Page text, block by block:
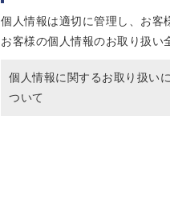
個人情報は適切に管理し、お客
お客様の個人情報のお取り扱い
個人情報に関するお取り扱いに
ついて